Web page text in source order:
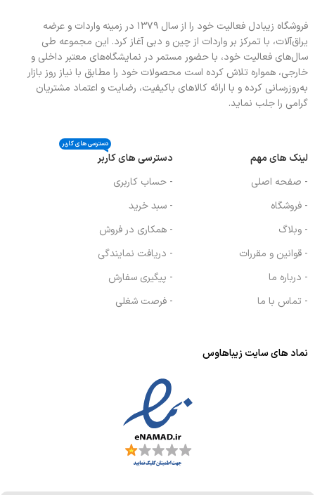
فروشگاه زیبادل فعالیت خود را از سال ۱۳۷۹ در زمینه واردات و عرضه
یراق‌آلات، با تمرکز بر واردات از چین و دبی آغاز کرد. این مجموعه طی
سال‌های فعالیت خود، با حضور مستمر در نمایشگاه‌های معتبر داخلی و
خارجی، همواره تلاش کرده است محصولات خود را مطابق با نیاز روز بازار
به‌روزرسانی کرده و با ارائه کالاهای باکیفیت، رضایت و اعتماد مشتریان
گرامی را جلب نماید.
لینک های مهم
- صفحه اصلی
- فروشگاه
- وبلاگ
- قوانین و مقررات
- درباره ما
- تماس با ما
دسترسی های کاربر
دسترسی های کاربر
- حساب کاربری
- سبد خرید
- همکاری در فروش
- دریافت نمایندگی
- پیگیری سفارش
- فرصت شغلی
نماد های سایت زیباهاوس